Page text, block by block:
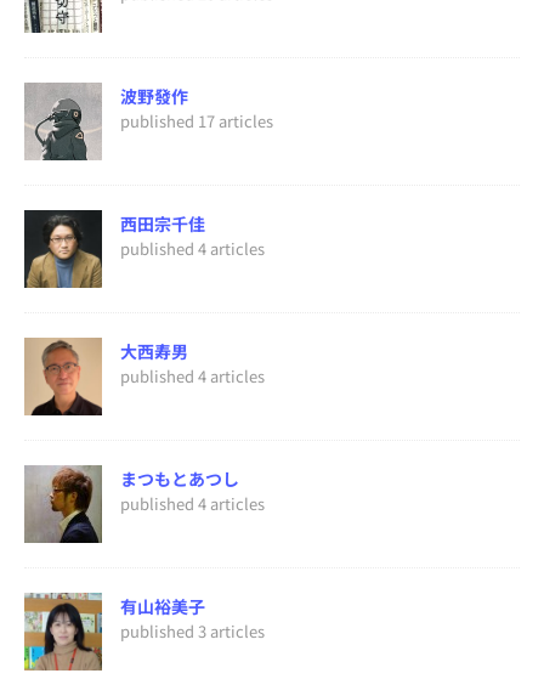
波野發作
published 17 articles
西田宗千佳
published 4 articles
大西寿男
published 4 articles
まつもとあつし
published 4 articles
有山裕美子
published 3 articles